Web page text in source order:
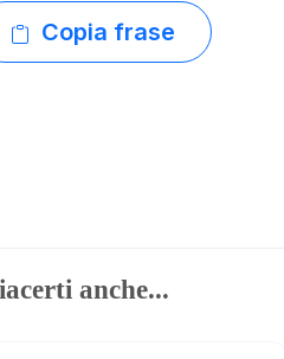
Copia frase
anche...